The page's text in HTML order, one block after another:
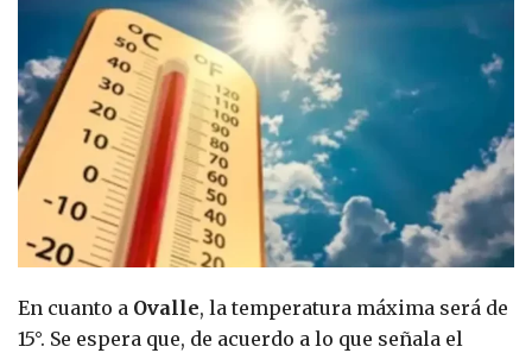
En cuanto a Ovalle, la temperatura máxima será de
15°. Se espera que, de acuerdo a lo que señala el